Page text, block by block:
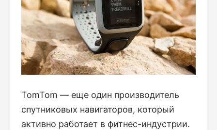
TomTom — еще один производитель
спутниковых навигаторов, который
активно работает в фитнес-индустрии.